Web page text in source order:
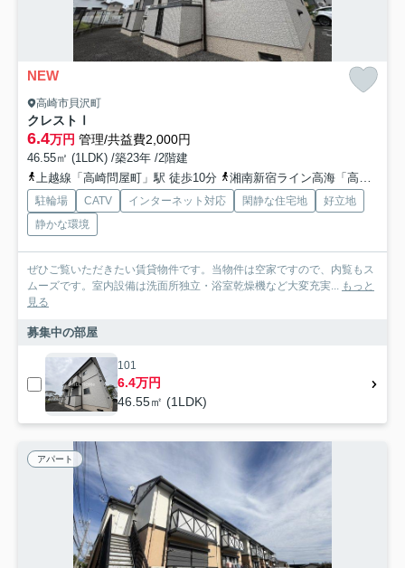
NEW
高崎市貝沢町
クレストⅠ
6.4万円 管理/共益費2,000円
46.55㎡ (1LDK) /築23年 /2階建
上越線「高崎問屋町」駅 徒歩10分
湘南新宿ライン高海「高崎問屋町」駅 徒歩11分
駐輪場 CATV インターネット対応 閑静な住宅地
好立地
静かな環境
ぜひご覧いただきたい賃貸物件です。当物件は空家ですので、内覧もス
ムーズです。室内設備は洗面所独立・浴室乾燥機など大変充実... もっと
見る
募集中の部屋
101
6.4万円
46.55㎡ (1LDK)
アパート